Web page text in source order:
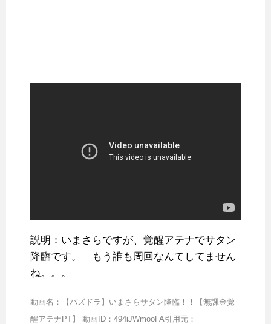
説明：いまさらですが、覚醒アテナでサタン
降臨です。 もう誰も周回なんてしてません
ね。。。
動画名：【パズドラ】いまさらサタン降臨！！【無課金覚
醒アテナPT】 動画ID：494iJWmooFA引用元：